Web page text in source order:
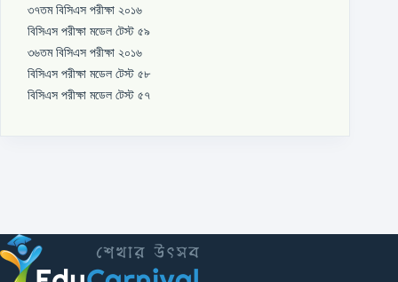
৩৭তম বিসিএস পরীক্ষা ২০১৬
বিসিএস পরীক্ষা মডেল টেস্ট ৫৯
৩৬তম বিসিএস পরীক্ষা ২০১৬
বিসিএস পরীক্ষা মডেল টেস্ট ৫৮
বিসিএস পরীক্ষা মডেল টেস্ট ৫৭